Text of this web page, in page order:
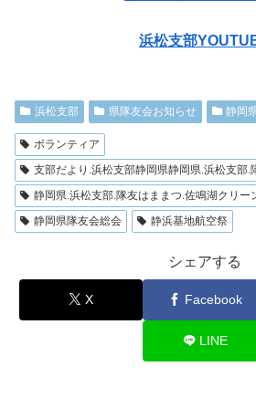
浜松支部
浜松支部 県隊友会お知らせ 静岡
ボランティア
支部だより.浜松支部静岡県静岡県.浜松支部.
静岡県.浜松支部.隊友はままつ.佐鳴湖クリー
静岡県隊友会総会
静浜基地航空祭
シェアする
X Facebook
LINE